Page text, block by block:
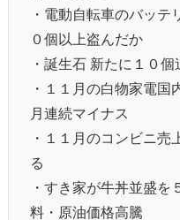
・電動自転車のバッテ
０個以上盗んだか
・誕生石 新たに１０
・１１月の白物家電国
月連続マイナス
・１１月のコンビニ売
る
・すき家が牛丼並盛を
料・原油価格高騰